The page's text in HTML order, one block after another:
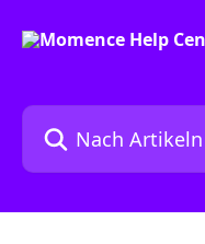
Nach Artikeln suchen …